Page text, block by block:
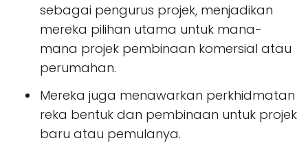
sebagai pengurus projek, menjadikan
mereka pilihan utama untuk mana-
mana projek pembinaan komersial atau
perumahan.
Mereka juga menawarkan perkhidmatan
reka bentuk dan pembinaan untuk projek
baru atau pemulanya.